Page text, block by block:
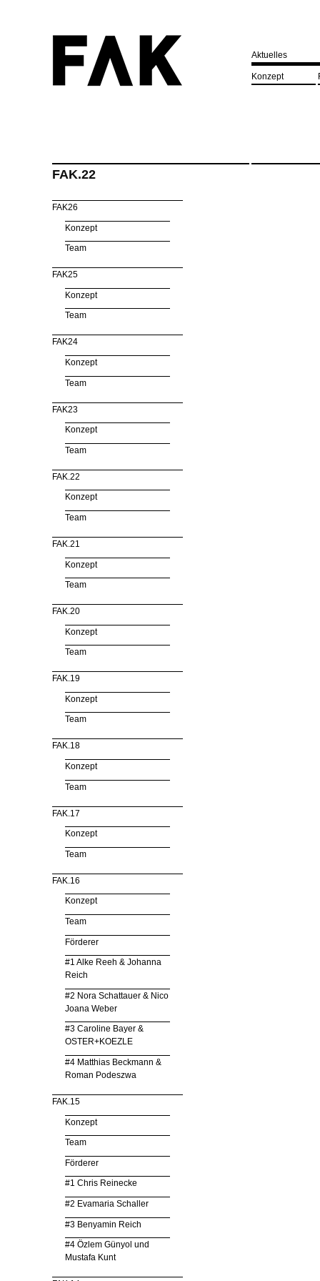
Aktuelles
Konzept
FAK.22
FAK26
Konzept
Team
FAK25
Konzept
Team
FAK24
Konzept
Team
FAK23
Konzept
Team
FAK.22
Konzept
Team
FAK.21
Konzept
Team
FAK.20
Konzept
Team
FAK.19
Konzept
Team
FAK.18
Konzept
Team
FAK.17
Konzept
Team
FAK.16
Konzept
Team
Förderer
#1 Alke Reeh & Johanna
Reich
#2 Nora Schattauer & Nico
Joana Weber
#3 Caroline Bayer &
OSTER+KOEZLE
#4 Matthias Beckmann &
Roman Podeszwa
FAK.15
Konzept
Team
Förderer
#1 Chris Reinecke
#2 Evamaria Schaller
#3 Benyamin Reich
#4 Özlem Günyol und
Mustafa Kunt